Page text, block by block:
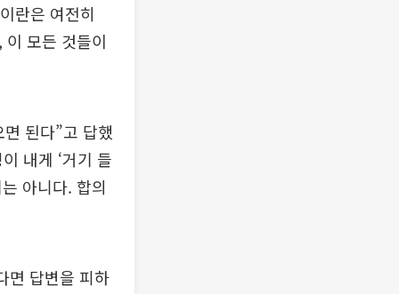
란은 여전히
모든 것들이
된다”고 답했
내게 ‘거기 들
아니다. 합의
면 답변을 피하